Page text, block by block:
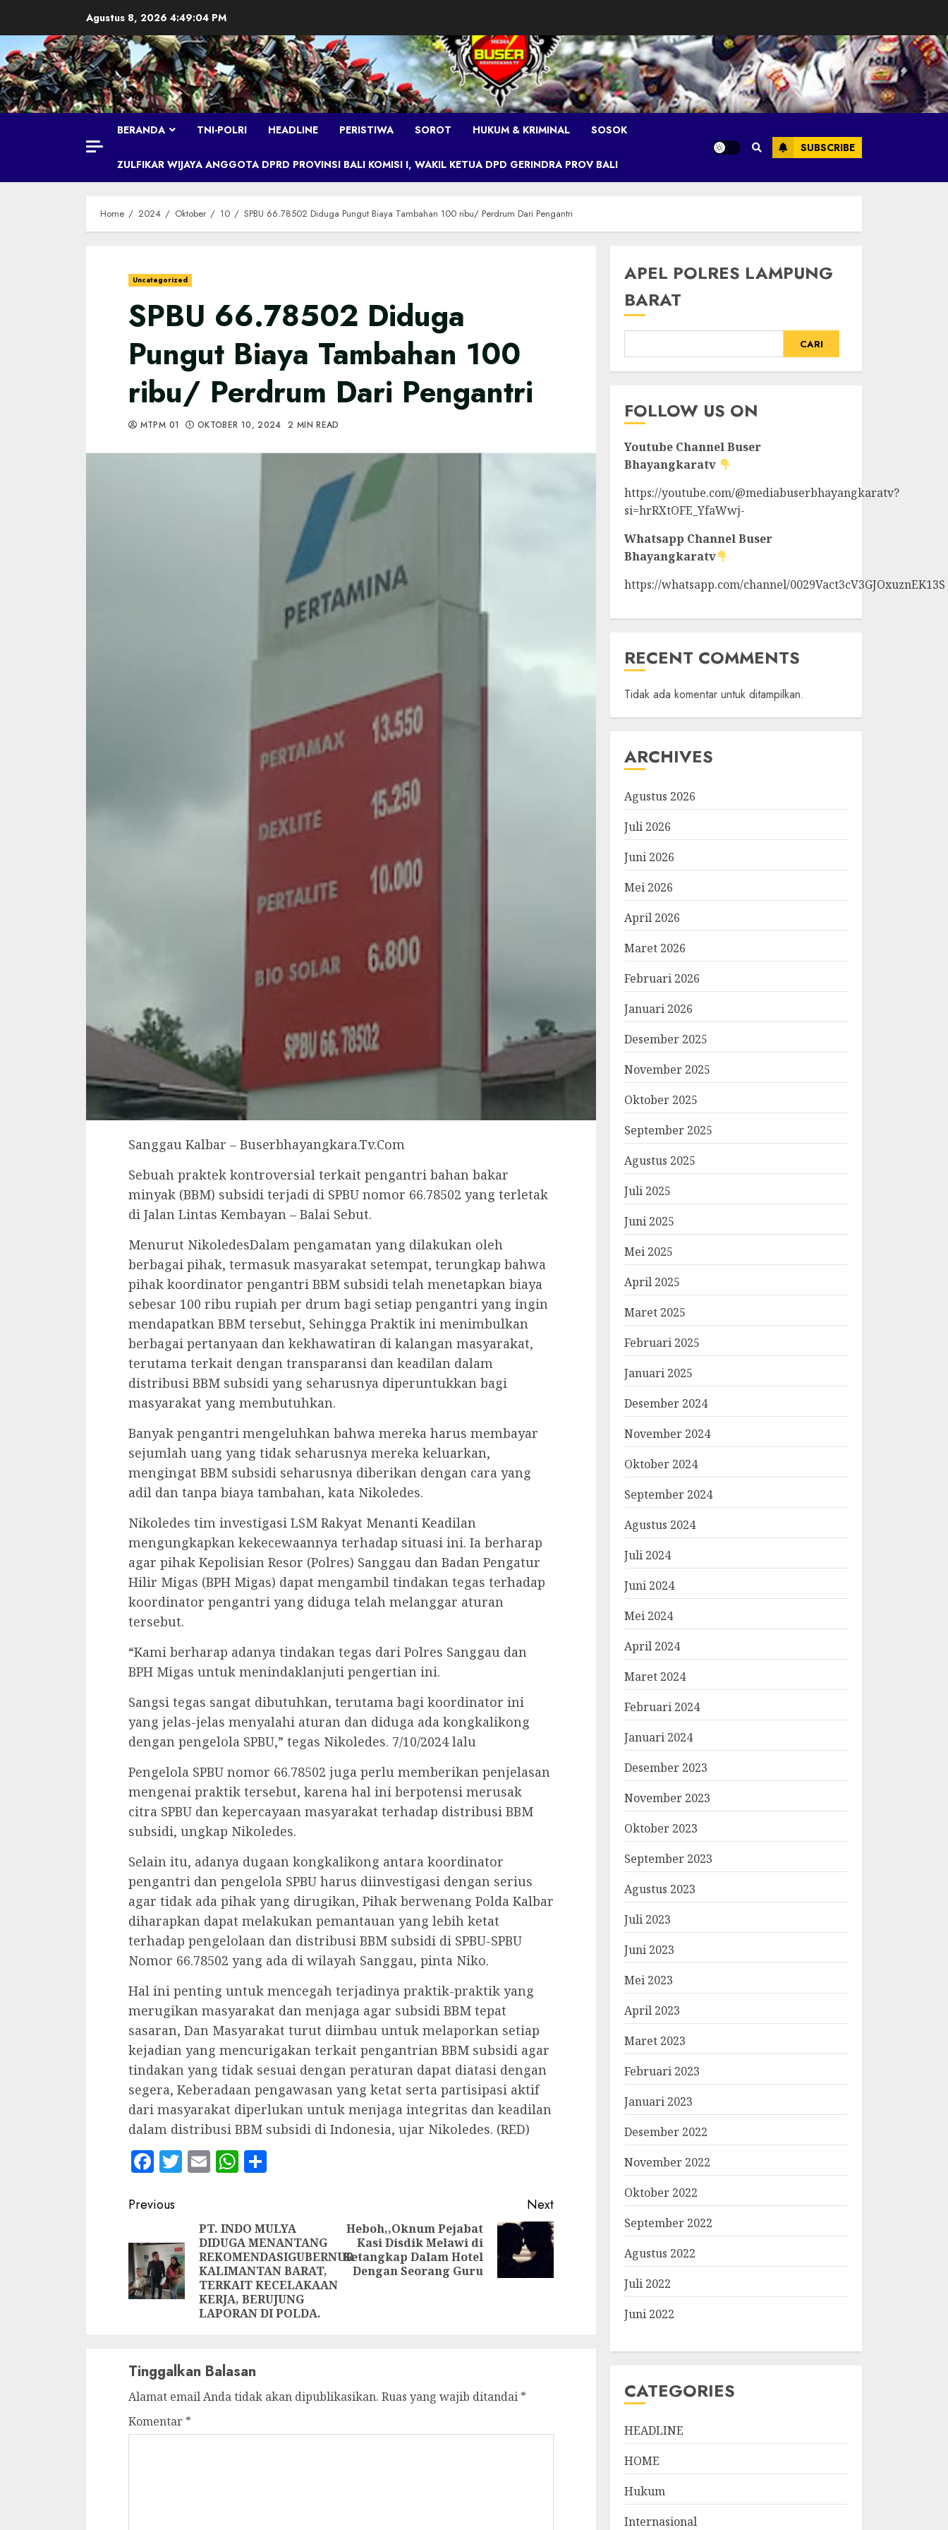
content
Agustus 8, 2026 4:49:05 PM
BERANDA TNI-POLRI HEADLINE PERISTIWA SOROT HUKUM & KRIMINAL SOSOK
ZULFIKAR WIJAYA ANGGOTA DPRD PROVINSI BALI KOMISI I, WAKIL KETUA DPD GERINDRA PROV BALI
SUBSCRIBE
Home 2024 Oktober 10 SPBU 66.78502 Diduga Pungut Biaya Tambahan 100 ribu/ Perdrum Dari Pengantri
Uncategorized
SPBU 66.78502 Diduga
Pungut Biaya Tambahan 100
ribu/ Perdrum Dari Pengantri
MTPM 01 OKTOBER 10, 2024 2 MIN READ
Sanggau Kalbar – Buserbhayangkara.Tv.Com
Sebuah praktek kontroversial terkait pengantri bahan bakar
minyak (BBM) subsidi terjadi di SPBU nomor 66.78502 yang terletak
di Jalan Lintas Kembayan – Balai Sebut.
Menurut NikoledesDalam pengamatan yang dilakukan oleh
berbagai pihak, termasuk masyarakat setempat, terungkap bahwa
pihak koordinator pengantri BBM subsidi telah menetapkan biaya
sebesar 100 ribu rupiah per drum bagi setiap pengantri yang ingin
mendapatkan BBM tersebut, Sehingga Praktik ini menimbulkan
berbagai pertanyaan dan kekhawatiran di kalangan masyarakat,
terutama terkait dengan transparansi dan keadilan dalam
distribusi BBM subsidi yang seharusnya diperuntukkan bagi
masyarakat yang membutuhkan.
Banyak pengantri mengeluhkan bahwa mereka harus membayar
sejumlah uang yang tidak seharusnya mereka keluarkan,
mengingat BBM subsidi seharusnya diberikan dengan cara yang
adil dan tanpa biaya tambahan, kata Nikoledes.
Nikoledes tim investigasi LSM Rakyat Menanti Keadilan
mengungkapkan kekecewaannya terhadap situasi ini. Ia berharap
agar pihak Kepolisian Resor (Polres) Sanggau dan Badan Pengatur
Hilir Migas (BPH Migas) dapat mengambil tindakan tegas terhadap
koordinator pengantri yang diduga telah melanggar aturan
tersebut.
“Kami berharap adanya tindakan tegas dari Polres Sanggau dan
BPH Migas untuk menindaklanjuti pengertian ini.
Sangsi tegas sangat dibutuhkan, terutama bagi koordinator ini
yang jelas-jelas menyalahi aturan dan diduga ada kongkalikong
dengan pengelola SPBU,” tegas Nikoledes. 7/10/2024 lalu
Pengelola SPBU nomor 66.78502 juga perlu memberikan penjelasan
mengenai praktik tersebut, karena hal ini berpotensi merusak
citra SPBU dan kepercayaan masyarakat terhadap distribusi BBM
subsidi, ungkap Nikoledes.
Selain itu, adanya dugaan kongkalikong antara koordinator
pengantri dan pengelola SPBU harus diinvestigasi dengan serius
agar tidak ada pihak yang dirugikan, Pihak berwenang Polda Kalbar
diharapkan dapat melakukan pemantauan yang lebih ketat
terhadap pengelolaan dan distribusi BBM subsidi di SPBU-SPBU
Nomor 66.78502 yang ada di wilayah Sanggau, pinta Niko.
Hal ini penting untuk mencegah terjadinya praktik-praktik yang
merugikan masyarakat dan menjaga agar subsidi BBM tepat
sasaran, Dan Masyarakat turut diimbau untuk melaporkan setiap
kejadian yang mencurigakan terkait pengantrian BBM subsidi agar
tindakan yang tidak sesuai dengan peraturan dapat diatasi dengan
segera, Keberadaan pengawasan yang ketat serta partisipasi aktif
dari masyarakat diperlukan untuk menjaga integritas dan keadilan
dalam distribusi BBM subsidi di Indonesia, ujar Nikoledes. (RED)
Facebook
Twitter
EmailWhatsApp
Continue
Reading
Previous
Previous
PT. INDO MULYA
DIDUGA MENANTANG
REKOMENDASIGUBERNUR
KALIMANTAN BARAT,
TERKAIT KECELAKAAN
KERJA, BERUJUNG
LAPORAN DI POLDA.
Next
Next
post:
Heboh,,Oknum Pejabat
Kasi Disdik Melawi di
Ketangkap Dalam Hotel
Dengan Seorang Guru
Tinggalkan Balasan
Alamat email Anda tidak akan dipublikasikan. Ruas yang wajib ditandai *
Komentar *
APEL POLRES LAMPUNG
BARAT
CARI
FOLLOW US ON
Youtube ChannelBuser
Bhayangkaratv
https://youtube.com/@mediabuserbhayangkaratv?
si=hrRXtOFE_YfaWwj-
Whatsapp ChannelBuser
Bhayangkaratv
https://whatsapp.com/channel/0029Vact3cV3GJOxuznEK13S
RECENT COMMENTS
Tidak ada komentar untuk ditampilkan.
ARCHIVES
Agustus 2026
Juli 2026
Juni 2026
Mei 2026
April 2026
Maret 2026
Februari 2026
Januari 2026
Desember 2025
November 2025
Oktober 2025
September 2025
Agustus 2025
Juli 2025
Juni 2025
Mei 2025
April 2025
Maret 2025
Februari 2025
Januari 2025
Desember 2024
November 2024
Oktober 2024
September 2024
Agustus 2024
Juli 2024
Juni 2024
Mei 2024
April 2024
Maret 2024
Februari 2024
Januari 2024
Desember 2023
November 2023
Oktober 2023
September 2023
Agustus 2023
Juli 2023
Juni 2023
Mei 2023
April 2023
Maret 2023
Februari 2023
Januari 2023
Desember 2022
November 2022
Oktober 2022
September 2022
Agustus 2022
Juli 2022
Juni 2022
CATEGORIES
HEADLINE
HOME
Hukum
Internasional